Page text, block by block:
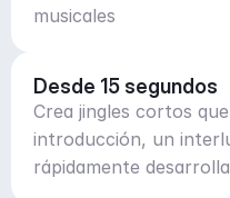
musicales
Desde 15 segundos
Crea jingles cortos
introducción, un
rápidamente